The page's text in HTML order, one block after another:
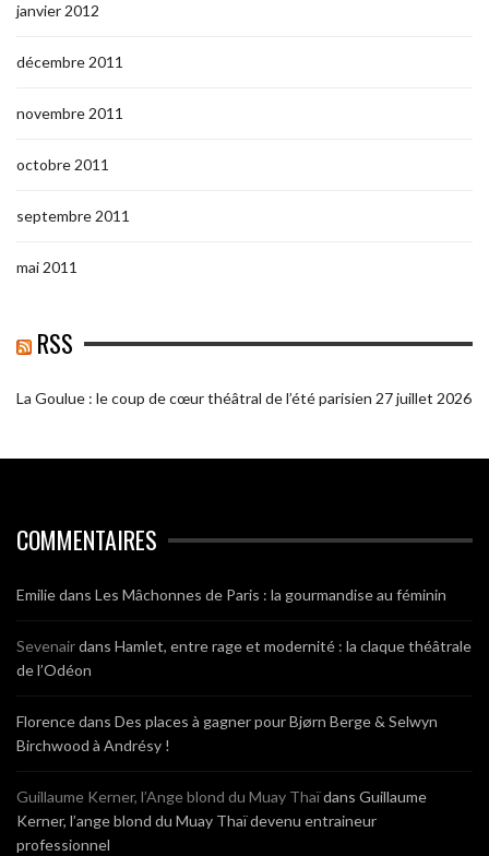
janvier 2012
décembre 2011
novembre 2011
octobre 2011
septembre 2011
mai 2011
RSS
La Goulue : le coup de cœur théâtral de l’été parisien 27 juillet 2026
COMMENTAIRES
Emiliedans Les Mâchonnes de Paris : la gourmandise au féminin
Sevenairdans Hamlet, entre rage et modernité : la claque théâtrale
de l’Odéon
Florencedans Des places à gagner pour Bjørn Berge & Selwyn
Birchwood à Andrésy !
Guillaume Kerner, l’Ange blond du Muay Thaïdans Guillaume
Kerner, l’ange blond du Muay Thaï devenu entraineur
professionnel